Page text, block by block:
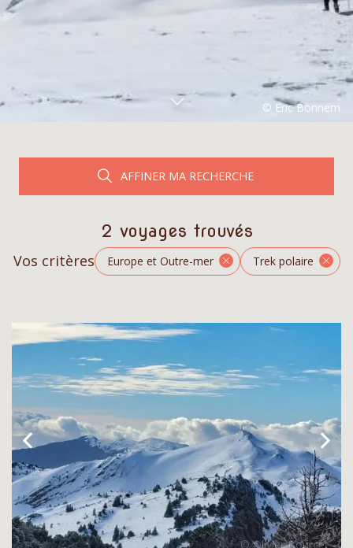
AFFINER MA RECHERCHE
2 voyages trouvés
Vos critères Europe et Outre-mer Trek polaire